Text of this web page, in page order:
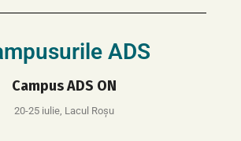
ADS
Campus ADS ON
20-25 iulie, Lacul Roșu